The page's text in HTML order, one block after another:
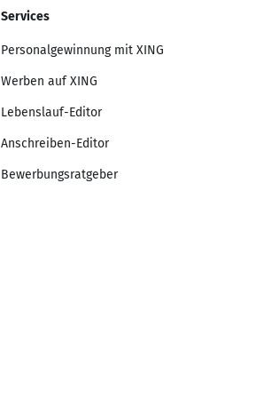
Services
Personalgewinnung mit XING
Werben auf XING
Lebenslauf-Editor
Anschreiben-Editor
Bewerbungsratgeber